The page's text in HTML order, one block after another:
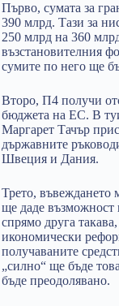
Първо, сумата за
390 млрд. Тази за
250 млрд на 360
възстановителния
сумите по него ще
Второ, П4 получи
бюджета на ЕС. В
Маргарет Тачър
държавните
Швеция и Дания.
Трето, въвеждането
ще даде възможност
спрямо друга
икономически
получаваните
„силно“ ще бъде
бъде преодолявано.